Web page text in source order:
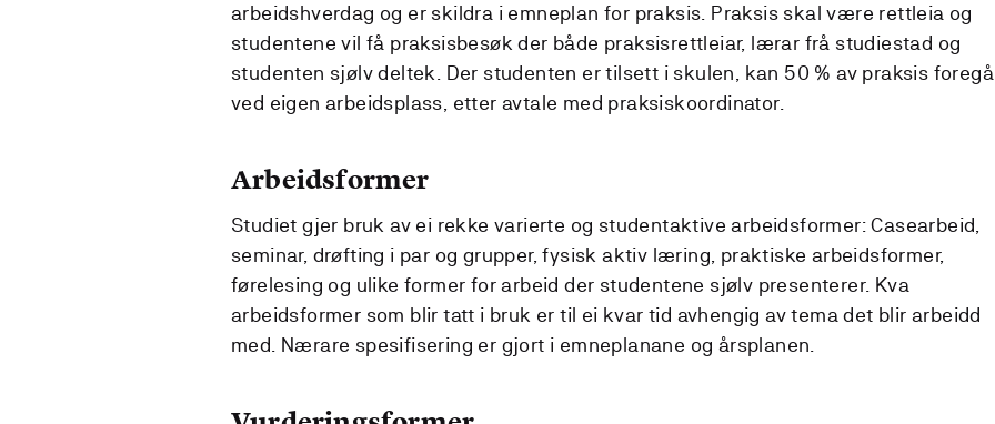
arbeidshverdag og er skildra i emneplan for praksis. Praksis skal være rettleia og
studentene vil få praksisbesøk der både praksisrettleiar, lærar frå studiestad og
studenten sjølv deltek. Der studenten er tilsett i skulen, kan 50 % av praksis foregå
ved eigen arbeidsplass, etter avtale med praksiskoordinator.
Arbeidsformer
Studiet gjer bruk av ei rekke varierte og studentaktive arbeidsformer: Casearbeid,
seminar, drøfting i par og grupper, fysisk aktiv læring, praktiske arbeidsformer,
førelesing og ulike former for arbeid der studentene sjølv presenterer. Kva
arbeidsformer som blir tatt i bruk er til ei kvar tid avhengig av tema det blir arbeidd
med. Nærare spesifisering er gjort i emneplanane og årsplanen.